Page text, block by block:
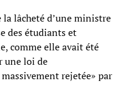
lâcheté d’une ministre
des étudiants et
comme elle avait été
une loi de
rejetée» par